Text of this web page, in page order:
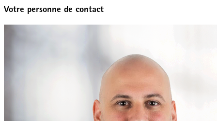
Votre personne de contact